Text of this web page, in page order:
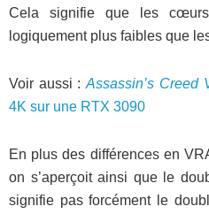
Cela signifie que les
logiquement plus faibles que
Voir aussi :Assassin’s Creed
4K sur une RTX 3090
En plus des différences en
on s’aperçoit ainsi que le
signifie pas forcément le